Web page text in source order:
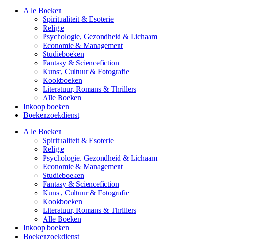
Alle Boeken
Spiritualiteit & Esoterie
Religie
Psychologie, Gezondheid & Lichaam
Economie & Management
Studieboeken
Fantasy & Sciencefiction
Kunst, Cultuur & Fotografie
Kookboeken
Literatuur, Romans & Thrillers
Alle Boeken
Inkoop boeken
Boekenzoekdienst
Alle Boeken
Spiritualiteit & Esoterie
Religie
Psychologie, Gezondheid & Lichaam
Economie & Management
Studieboeken
Fantasy & Sciencefiction
Kunst, Cultuur & Fotografie
Kookboeken
Literatuur, Romans & Thrillers
Alle Boeken
Inkoop boeken
Boekenzoekdienst